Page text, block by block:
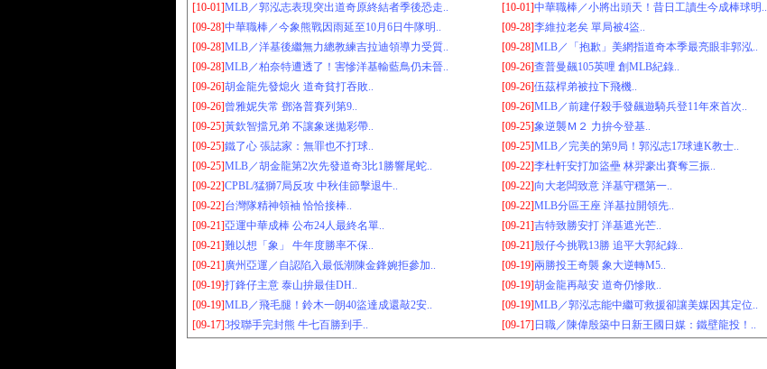
[10-01]MLB／郭泓志表現突出道奇原終結者季後恐走.. [10-01]中華職棒／小將出頭天！昔日工讀生今成棒球明..
[09-28]中華職棒／今象熊戰因雨延至10月6日牛隊明.. [09-28]李維拉老矣 單局被4盜..
[09-28]MLB／洋基後繼無力總教練吉拉迪領導力受質.. [09-28]MLB／「抱歉」美網指道奇本季最亮眼非郭泓..
[09-28]MLB／柏奈特遭透了！害慘洋基輸藍鳥仍未晉.. [09-26]查普曼飆105英哩 創MLB紀錄..
[09-26]胡金龍先發熄火 道奇貧打吞敗.. [09-26]伍茲桿弟被拉下飛機..
[09-26]曾雅妮失常 鄧洛普賽列第9.. [09-26]MLB／前建仔殺手發飆遊騎兵登11年來首次..
[09-25]黃欽智擋兄弟 不讓象迷拋彩帶.. [09-25]象逆襲Ｍ２ 力拚今登基..
[09-25]鐵了心 張誌家：無罪也不打球.. [09-25]MLB／完美的第9局！郭泓志17球連K教士..
[09-25]MLB／胡金龍第2次先發道奇3比1勝響尾蛇.. [09-22]李杜軒安打加盜壘 林羿豪出賽奪三振..
[09-22]CPBL/猛獅7局反攻 中秋佳節擊退牛.. [09-22]向大老闆致意 洋基守穩第一..
[09-22]台灣隊精神領袖 恰恰接棒.. [09-22]MLB分區王座 洋基拉開領先..
[09-21]亞運中華成棒 公布24人最終名單.. [09-21]吉特致勝安打 洋基遮光芒..
[09-21]難以想「象」 牛年度勝率不保.. [09-21]殷仔今挑戰13勝 追平大郭紀錄..
[09-21]廣州亞運／自認陷入最低潮陳金鋒婉拒參加.. [09-19]兩勝投王奇襲 象大逆轉M5..
[09-19]打鋒仔主意 泰山拚最佳DH.. [09-19]胡金龍再敲安 道奇仍慘敗..
[09-19]MLB／飛毛腿！鈴木一朗40盜達成還敲2安.. [09-19]MLB／郭泓志能中繼可救援卻讓美媒因其定位..
[09-17]3投聯手完封熊 牛七百勝到手.. [09-17] 日職／陳偉殷築中日新王國日媒：鐵壁龍投！..